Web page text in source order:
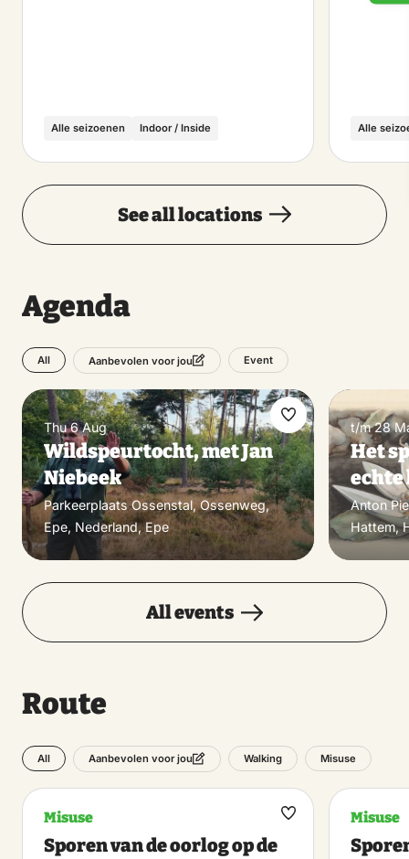
Alle seizoenen Indoor / Inside Alle
See all locations
Agenda
All Aanbevolen voor jou Event
Thu 6 Aug
Wildspeurtocht, met Jan
Niebeek
Parkeerplaats Ossenstal, Ossenweg,
Epe, Nederland, Epe
Make
favorite
t/m 28
Het
Anton
Hattem,
All events
Route
All Aanbevolen voor jou Walking Misuse
Misuse
Sporen van de oorlog op de
Maak
Misuse